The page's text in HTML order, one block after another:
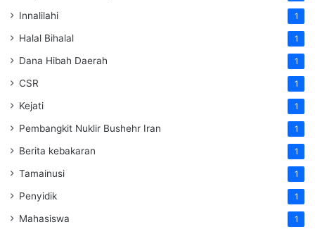
Innalilahi 1
Halal Bihalal 1
Dana Hibah Daerah 1
CSR 1
Kejati 1
Pembangkit Nuklir Bushehr Iran 1
Berita kebakaran 1
Tamainusi 1
Penyidik 1
Mahasiswa 1